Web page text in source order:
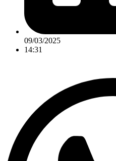
09/03/2025
14:31